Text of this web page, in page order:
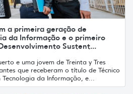
a primeira geração de
da Informação e o primeiro
Sustent...
e uma jovem de Treinta y Tres
que receberam o título de Técnico
da Informação, e...